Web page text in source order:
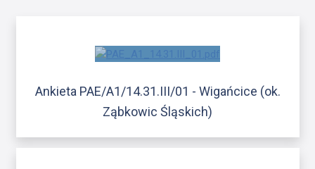
Ankieta PAE/A1/14.31.III/01 - Wigańcice (ok.
Ząbkowic Śląskich)